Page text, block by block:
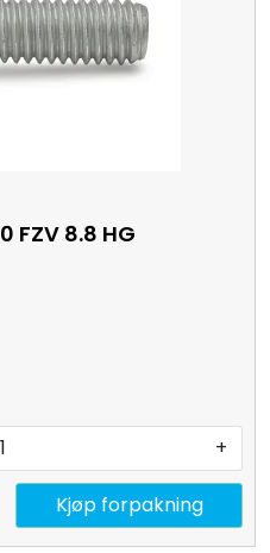
FZV 8.8 HG
+
Kjøp forpakning